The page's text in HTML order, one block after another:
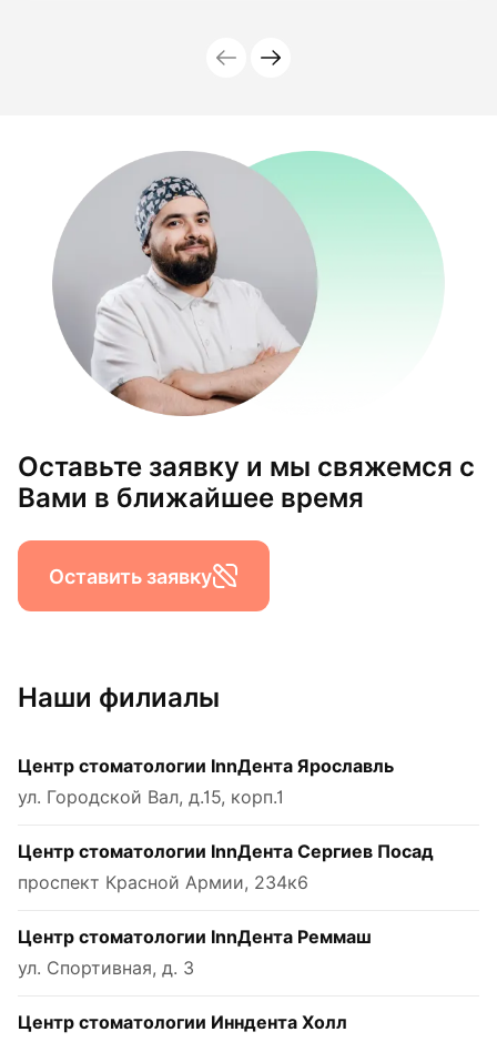
Оставьте заявку и мы свяжемся с
Вами в ближайшее время
Оставить заявку
Наши филиалы
Центр стоматологии InnДента Ярославль
ул. Городской Вал, д.15, корп.1
Центр стоматологии InnДента Сергиев Посад
проспект Красной Армии, 234к6
Центр стоматологии InnДента Реммаш
ул. Спортивная, д. 3
Центр стоматологии Инндента Холл